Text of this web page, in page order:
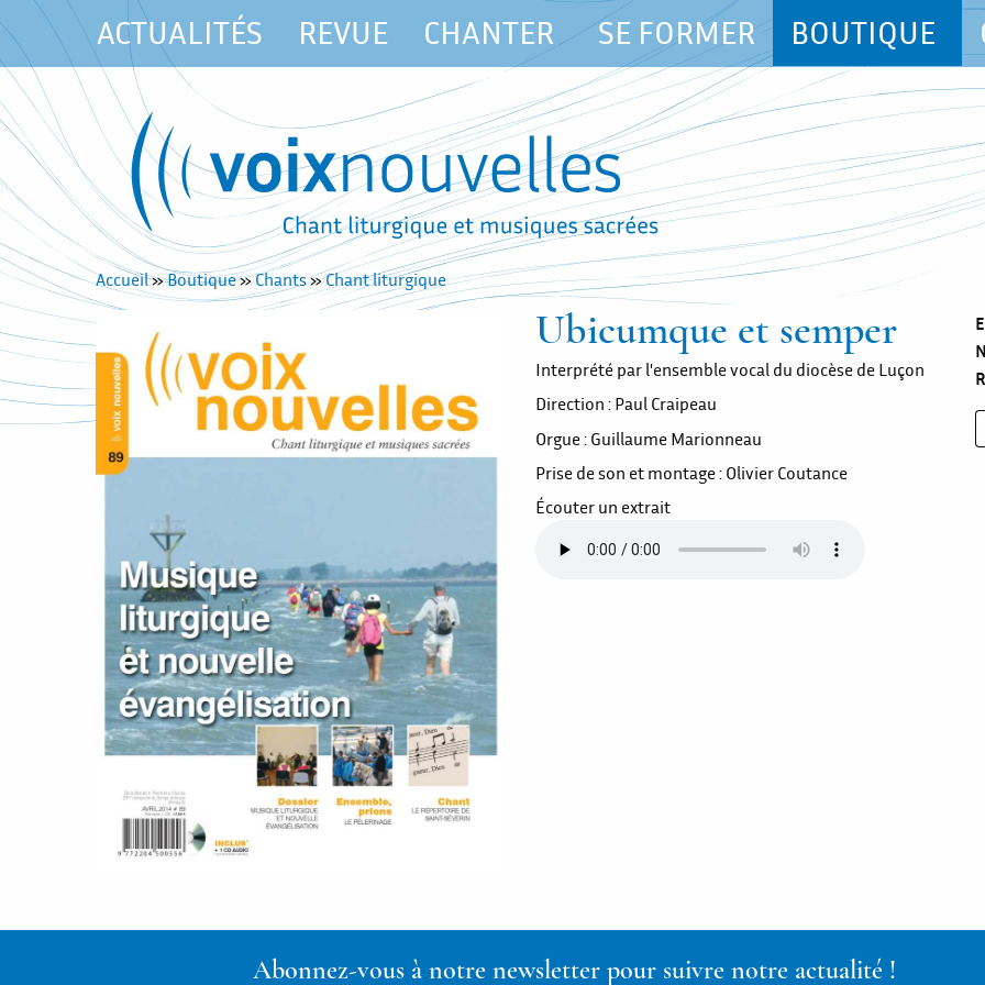
ACTUALITÉS REVUE CHANTER SE FORMER BOUTIQUE
Accueil»Boutique»Chants»Chant liturgique
Ubicumque et semper
Interprété par l'ensemble vocal du diocèse de Luçon
Direction : Paul Craipeau
Orgue : Guillaume Marionneau
Prise de son et montage : Olivier Coutance
Écouter un extrait
Abonnez-vous à notre newsletter pour suivre notre actualité !